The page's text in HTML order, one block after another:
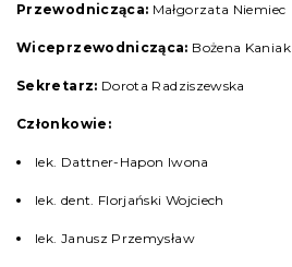
Przewodnicząca: Małgorzata Niemiec
Wiceprzewodnicząca: Bożena Kaniak
Sekretarz: Dorota Radziszewska
Członkowie:
lek. Dattner-Hapon Iwona
lek. dent. Florjański Wojciech
lek. Janusz Przemysław